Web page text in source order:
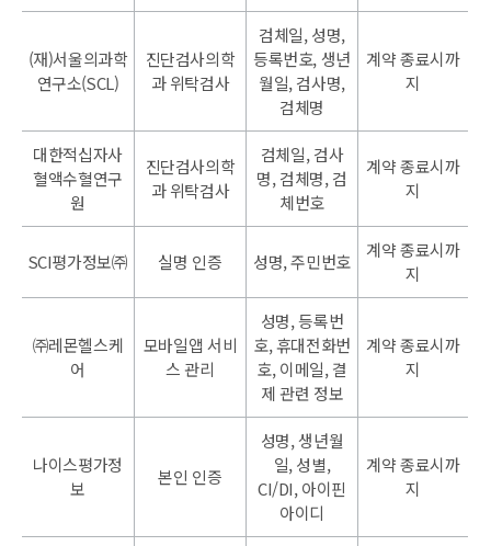
(재)서울의과학
연구소(SCL)
진단검사의학
과 위탁검사
검체일, 성명,
등록번호, 생년
월일, 검사명,
검체명
계약 종료시까
지
대한적십자사
혈액수혈연구
원
진단검사의학
과 위탁검사
검체일, 검사
명, 검체명, 검
체번호
계약 종료시까
지
SCI평가정보㈜ 실명 인증 성명, 주민번호
계약 종료시까
지
㈜레몬헬스케
어
모바일앱 서비
스 관리
성명, 등록번
호, 휴대전화번
호, 이메일, 결
제 관련 정보
계약 종료시까
지
나이스평가정
보
본인 인증
성명, 생년월
일, 성별,
CI/DI, 아이핀
아이디
계약 종료시까
지